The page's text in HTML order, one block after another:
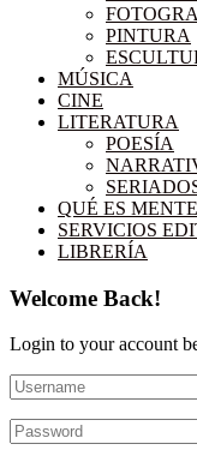
PINTURA
MÚSICA
CINE
LITERATURA
POESÍA
QUÉ ES
SERVICIOS
LIBRERÍA
Welcome Back!
Login to your account